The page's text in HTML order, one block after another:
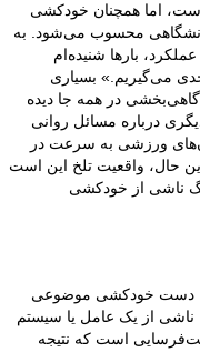
اما همچنان خودکشی
محسوب می‌شود. به
بارها شنیده‌ام
می‌گیریم.» بسیاری
در همه جا دیده
درباره مسائل روانی
ورزشی به سرعت در
حال، واقعیت تلخ این است
ناشی از خودکشی
دست خودکشی موضوعی
از یک عامل یا سیستم
است که نتیجه